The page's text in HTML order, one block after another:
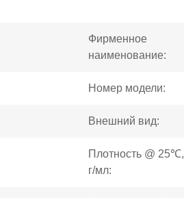
Фирменное
наименование:
Номер модели:
Внешний вид:
Плотность @ 25℃,
г/мл: